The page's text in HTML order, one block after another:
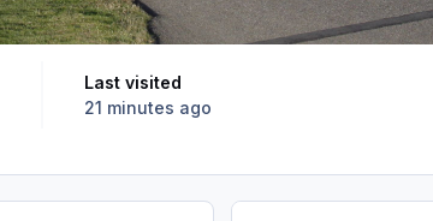
Last visited
21 minutes ago